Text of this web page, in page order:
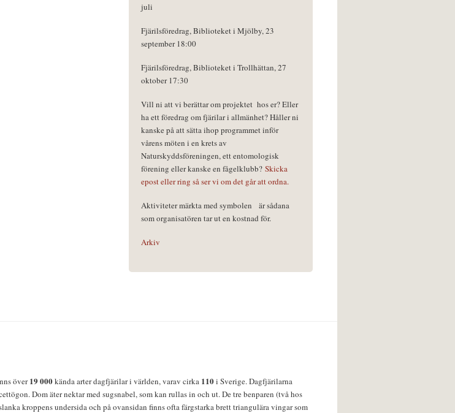
juli
Fjärilsföredrag, Biblioteket i Mjölby, 23
september 18:00
Fjärilsföredrag, Biblioteket i Trollhättan, 27
oktober 17:30
Vill ni att vi berättar om projektet hos er? Eller
ha ett föredrag om fjärilar i allmänhet? Håller ni
kanske på att sätta ihop programmet inför
vårens möten i en krets av
Naturskyddsföreningen, ett entomologisk
förening eller kanske en fågelklubb? Skicka
epost eller ring så ser vi om det går att ordna.
Aktiviteter märkta med symbolen
är sådana
som organisatören tar ut en kostnad för.
Arkiv
över19 000kända arter dagfjärilar i världen, varav cirka 110i Sverige. Dagfjärilarna
Dom äter nektar med sugsnabel, som kan rullas in och ut. De tre benparen (två hos
kroppens undersida och på ovansidan finns ofta färgstarka brett triangulära vingar som